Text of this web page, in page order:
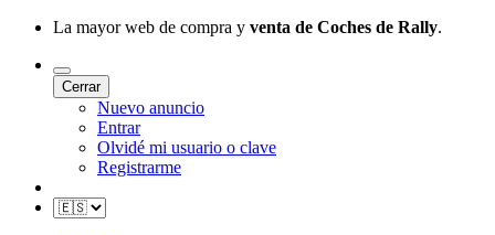
La mayor web de compra y venta de Coches de Rally.
Cerrar
Nuevo anuncio
Entrar
Olvidé mi usuario o clave
Registrarme